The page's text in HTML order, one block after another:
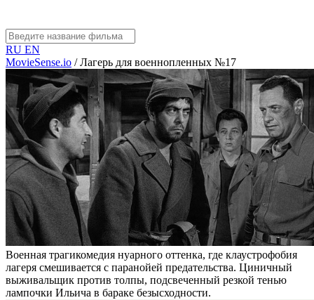
RU EN
MovieSense.io / Лагерь для военнопленных №17
Военная трагикомедия нуарного оттенка, где клаустрофобия
лагеря смешивается с паранойей предательства. Циничный
выживальщик против толпы, подсвеченный резкой тенью
лампочки Ильича в бараке безысходности.